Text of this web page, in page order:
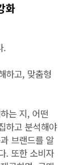
화
.
하고, 맞춤형
는 지, 어떤
하고 분석해야
브랜드를 알
. 또한 소비자